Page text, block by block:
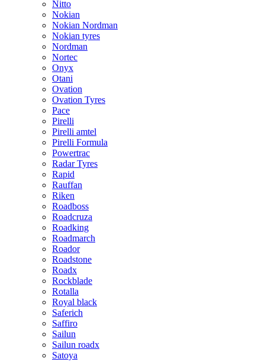
Nitto
Nokian
Nokian Nordman
Nokian tyres
Nordman
Nortec
Onyx
Otani
Ovation
Ovation Tyres
Pace
Pirelli
Pirelli amtel
Pirelli Formula
Powertrac
Radar Tyres
Rapid
Rauffan
Riken
Roadboss
Roadcruza
Roadking
Roadmarch
Roador
Roadstone
Roadx
Rockblade
Rotalla
Royal black
Saferich
Saffiro
Sailun
Sailun roadx
Satoya